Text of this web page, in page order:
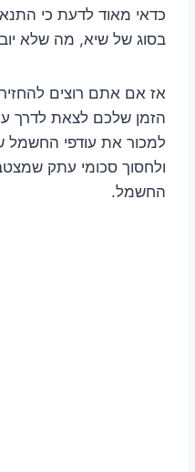
כדאי מאוד לדעת כי
בסוג של שיא, מה שלא
אז אם אתם רוצים
הזמן שלכם לצאת לדרך
למכור את עודפי החשמל
ולחסוך סכומי עתק
החשמל.